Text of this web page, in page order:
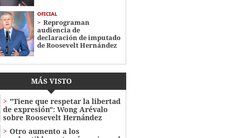
OFICIAL
Reprograman
audiencia de
declaración de imputado
de Roosevelt Hernández
MÁS VISTO
"Tiene que respetar la libertad
de expresión": Wong Arévalo
sobre Roosevelt Hernández
Otro aumento a los